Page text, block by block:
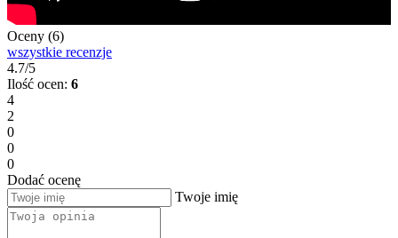
Oceny (6)
wszystkie recenzje
4.7/5
Ilość ocen: 6
4
2
0
0
0
Dodać ocenę
Twoje imię